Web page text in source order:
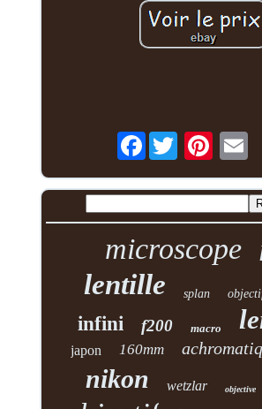
Facebook
microscope
lentille splan
infini f200 macro
japon 160mm
nikon wetzlar objective